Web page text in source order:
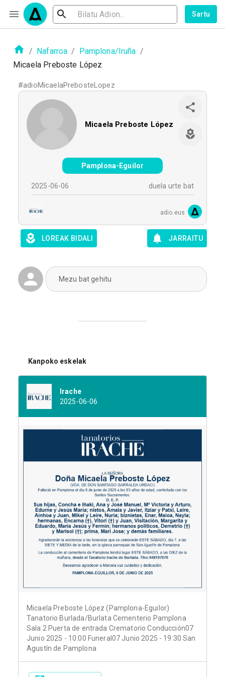
Sartu
/ Nafarroa / Pamplona/Iruña /
Micaela Preboste López
#adioMicaelaPrebosteLopez
Micaela Preboste López
Pamplona-Eguilor
2025-06-06 duela urte bat
adio.eus
LOREAK BIDALI JARRAITU
Mezu bat gehitu
Kanpoko eskelak
Irache
2025-06-06
Micaela Preboste López (Pamplona-Eguilor)
Tanatorio Burlada/Burlata Cementerio Pamplona
Sala 2 Puerta de entrada Crematorio Conducción07
Junio 2025 - 10:00 Funeral07 Junio 2025 - 19:30 San
Agustín de Pamplona